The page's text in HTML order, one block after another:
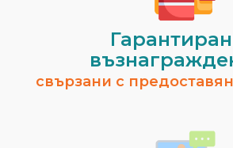
свързани с